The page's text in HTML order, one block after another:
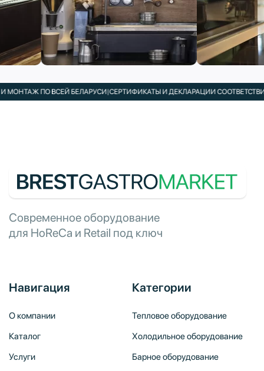
ПО ВСЕЙ БЕЛАРУСИ|СЕРТИФИКАТЫ И ДЕКЛАРАЦИИ СООТВЕТСТВИЯ В
Современное оборудование
для HoReCa и Retail под ключ
Навигация
О компании
Каталог
Услуги
Категории
Тепловое оборудование
Холодильное оборудование
Барное оборудование